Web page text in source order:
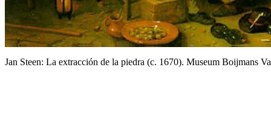
Jan Steen: La extracción de la piedra (c. 1670). Museum Boijmans